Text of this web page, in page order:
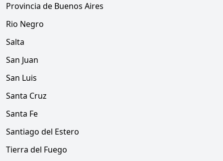
Provincia de Buenos Aires
Rio Negro
Salta
San Juan
San Luis
Santa Cruz
Santa Fe
Santiago del Estero
Tierra del Fuego